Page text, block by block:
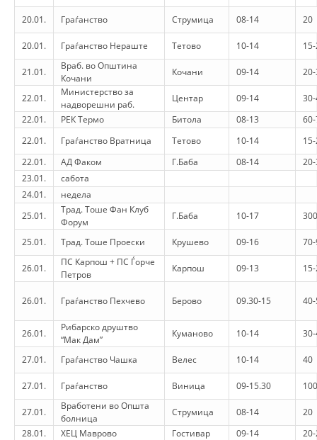
HEALTH PREVENTION
FIRST AID
BLOOD DONATION
VOLUNTEER MANAGEMENT
ABOUT US
ACTION
MANUALS
BROCHURES
20.01. Граѓанство Струмица 08-14 20
20.01. Граѓанство Нераште Тетово 10-14
21.01.
Враб. во Општина
Кочани
Кочани 09-14
22.01.
Министерство за
надворешни раб.
Центар 09-14
22.01.
РЕК Термо Битола 08-13
22.01.
Граѓанство Вратница Тетово 10-14
22.01.
АД Факом Г.Баба 08-14
23.01.
сабота
24.01.
недела
25.01.
Трад. Тоше Фан Клуб
Форум
Г.Баба 10-17 300
25.01. Трад. Тоше Проески Крушево 09-16
26.01.
ПС Карпош + ПС Ѓорче
Петров
Карпош 09-13
26.01. Граѓанство Пехчево Берово 09.30-15
26.01.
Рибарско друштво
“Мак Дам”
Куманово 10-14
27.01. Граѓанство Чашка Велес 10-14 40
27.01. Граѓанство Виница 09-15.30
27.01.
Вработени во Општа
болница
Струмица 08-14
20
28.01.
ХЕЦ Маврово Гостивар 09-14